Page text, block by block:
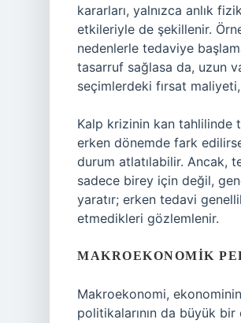
kararları, yalnızca anlık
etkileriyle de şekillenir.
nedenlerle tedaviye
tasarruf sağlasa da, uzun
seçimlerdeki fırsat
Kalp krizinin kan tahlilinde
erken dönemde fark
durum atlatılabilir. Ancak,
sadece birey için değil,
yaratır; erken tedavi
etmedikleri gözlemlenir.
MAKROEKONOMIK
Makroekonomi,
politikalarının da büyük bir